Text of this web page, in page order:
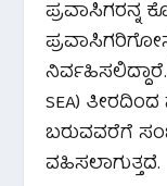
ಪ್ರವಾಸಿಗರನ್ನ
ನಿರ್ವಹಿಸಲಿದ್ದಾರೆ.
SEA)
ಬರುವವರೆಗೆ
ವಹಿಸಲಾಗುತ್ತದೆ.